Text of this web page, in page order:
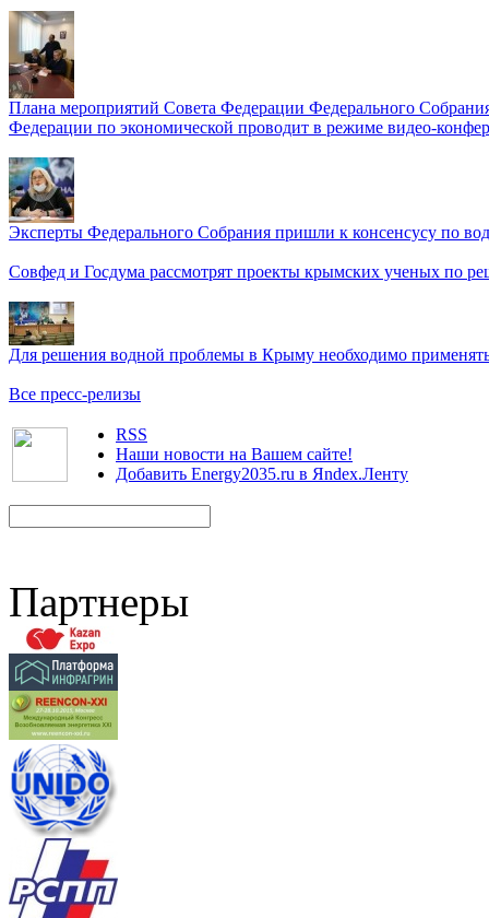
Плана мероприятий Совета Федерации Федерального
Федерации по экономической проводит в режиме видео-
Эксперты Федерального Собрания пришли к консенсусу по
Совфед и Госдума рассмотрят проекты крымских ученых по
Для решения водной проблемы в Крыму необходимо
Все пресс-релизы
RSS
Наши новости на Вашем сайте!
Добавить Energy2035.ru в Яndex.Ленту
Партнеры